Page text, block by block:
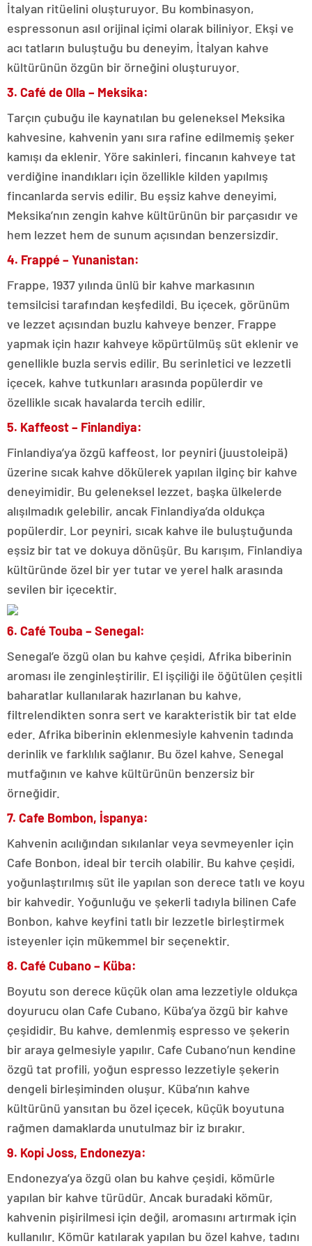
İtalyan ritüelini oluşturuyor. Bu kombinasyon,
espressonun asıl orijinal içimi olarak biliniyor. Ekşi ve
acı tatların buluştuğu bu deneyim, İtalyan kahve
kültürünün özgün bir örneğini oluşturuyor.
3. Café de Olla – Meksika:
Tarçın çubuğu ile kaynatılan bu geleneksel Meksika
kahvesine, kahvenin yanı sıra rafine edilmemiş şeker
kamışı da eklenir. Yöre sakinleri, fincanın kahveye tat
verdiğine inandıkları için özellikle kilden yapılmış
fincanlarda servis edilir. Bu eşsiz kahve deneyimi,
Meksika’nın zengin kahve kültürünün bir parçasıdır ve
hem lezzet hem de sunum açısından benzersizdir.
4. Frappé – Yunanistan:
Frappe, 1937 yılında ünlü bir kahve markasının
temsilcisi tarafından keşfedildi. Bu içecek, görünüm
ve lezzet açısından buzlu kahveye benzer. Frappe
yapmak için hazır kahveye köpürtülmüş süt eklenir ve
genellikle buzla servis edilir. Bu serinletici ve lezzetli
içecek, kahve tutkunları arasında popülerdir ve
özellikle sıcak havalarda tercih edilir.
5. Kaffeost – Finlandiya:
Finlandiya’ya özgü kaffeost, lor peyniri (juustoleipä)
üzerine sıcak kahve dökülerek yapılan ilginç bir kahve
deneyimidir. Bu geleneksel lezzet, başka ülkelerde
alışılmadık gelebilir, ancak Finlandiya’da oldukça
popülerdir. Lor peyniri, sıcak kahve ile buluştuğunda
eşsiz bir tat ve dokuya dönüşür. Bu karışım, Finlandiya
kültüründe özel bir yer tutar ve yerel halk arasında
sevilen bir içecektir.
6. Café Touba – Senegal:
Senegal’e özgü olan bu kahve çeşidi, Afrika biberinin
aroması ile zenginleştirilir. El işçiliği ile öğütülen çeşitli
baharatlar kullanılarak hazırlanan bu kahve,
filtrelendikten sonra sert ve karakteristik bir tat elde
eder. Afrika biberinin eklenmesiyle kahvenin tadında
derinlik ve farklılık sağlanır. Bu özel kahve, Senegal
mutfağının ve kahve kültürünün benzersiz bir
örneğidir.
7. Cafe Bombon, İspanya:
Kahvenin acılığından sıkılanlar veya sevmeyenler için
Cafe Bonbon, ideal bir tercih olabilir. Bu kahve çeşidi,
yoğunlaştırılmış süt ile yapılan son derece tatlı ve koyu
bir kahvedir. Yoğunluğu ve şekerli tadıyla bilinen Cafe
Bonbon, kahve keyfini tatlı bir lezzetle birleştirmek
isteyenler için mükemmel bir seçenektir.
8. Café Cubano – Küba:
Boyutu son derece küçük olan ama lezzetiyle oldukça
doyurucu olan Cafe Cubano, Küba’ya özgü bir kahve
çeşididir. Bu kahve, demlenmiş espresso ve şekerin
bir araya gelmesiyle yapılır. Cafe Cubano’nun kendine
özgü tat profili, yoğun espresso lezzetiyle şekerin
dengeli birleşiminden oluşur. Küba’nın kahve
kültürünü yansıtan bu özel içecek, küçük boyutuna
rağmen damaklarda unutulmaz bir iz bırakır.
9. Kopi Joss, Endonezya:
Endonezya’ya özgü olan bu kahve çeşidi, kömürle
yapılan bir kahve türüdür. Ancak buradaki kömür,
kahvenin pişirilmesi için değil, aromasını artırmak için
kullanılır. Kömür katılarak yapılan bu özel kahve, tadını